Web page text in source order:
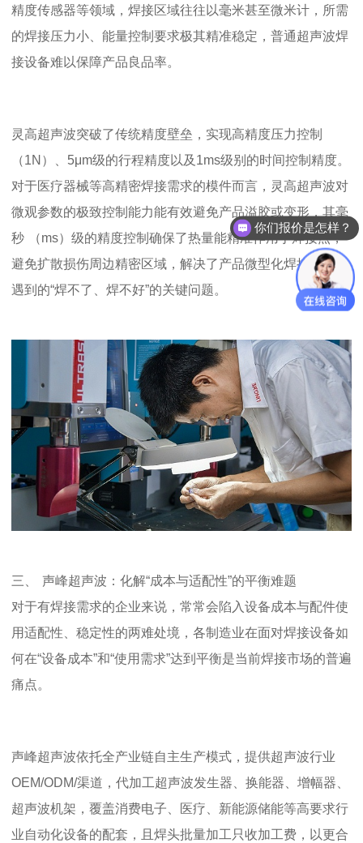
精度传感器等领域，焊接区域往往以毫米甚至微米计，所需
的焊接压力小、能量控制要求极其精准稳定，普通超声波焊
接设备难以保障产品良品率。
灵高超声波突破了传统精度壁垒，实现高精度压力控制
（1N）
、5μm级的行程精度以及1ms级别的时间控制精度。
对于医疗器械等高精密焊接需求的模件而言，灵高超声波对
微观参数的极致控制能力能有效避免产品溢胶或变形，其毫
秒
（ms） 级的精度控制确保了热量能精准作用于焊接点，
避免扩散损伤周边精密区域，解决了产品微型化焊接进程中
遇到的“焊不了、焊不好”的关键问题。
三、 声峰超声波：化解“成本与适配性”的平衡难题
对于有焊接需求的企业来说，常常会陷入设备成本与配件使
用适配性、稳定性的两难处境，各制造业在面对焊接设备如
何在“设备成本”和“使用需求”达到平衡是当前焊接市场的普遍
痛点。
声峰超声波依托全产业链自主生产模式，提供超声波行业
OEM/ODM/渠道，代加工超声波发生器、换能器、增幅器、
超声波机架，覆盖消费电子、医疗、新能源储能等高要求行
业自动化设备的配套，且焊头批量加工只收加工费，以更合
你们报价是怎样？